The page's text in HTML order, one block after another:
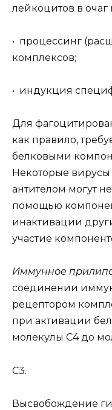
лейкоцитов в очаг
• процессинг
комплексов;
• индукция
Для
как правило,
белковыми
Некоторые
антителом могут
помощью
инактивации
участие
Иммунное
соединении
рецептором
при активации
молекулы С4 до
С3.
Высвобождение